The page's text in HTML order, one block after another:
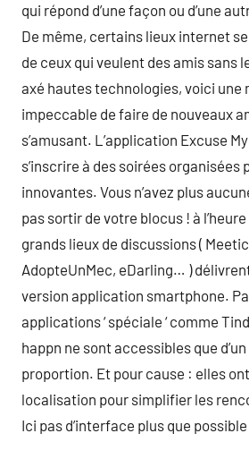
qui répond d’une façon ou d’une
De même, certains lieux internet
de ceux qui veulent des amis sans
axé hautes technologies, voici une
impeccable de faire de nouveaux
s’amusant. L’application Excuse
s’inscrire à des soirées organisées
innovantes. Vous n’avez plus
pas sortir de votre blocus ! à
grands lieux de discussions (
AdopteUnMec, eDarling… )
version application smartphone.
applications ‘ spéciale ‘ comme
happn ne sont accessibles que
proportion. Et pour cause : elles
localisation pour simplifier les
Ici pas d’interface plus que